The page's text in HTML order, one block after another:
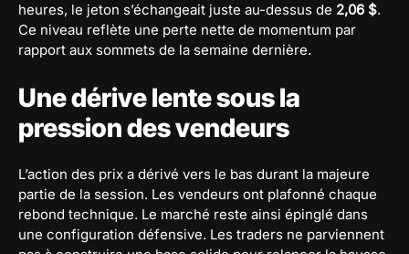
heures, le jeton s’échangeait juste au-dessus de 2,06 $.
Ce niveau reflète une perte nette de momentum par
rapport aux sommets de la semaine dernière.
Une dérive lente sous la
pression des vendeurs
L’action des prix a dérivé vers le bas durant la majeure
partie de la session. Les vendeurs ont plafonné chaque
rebond technique. Le marché reste ainsi épinglé dans
une configuration défensive. Les traders ne parviennent